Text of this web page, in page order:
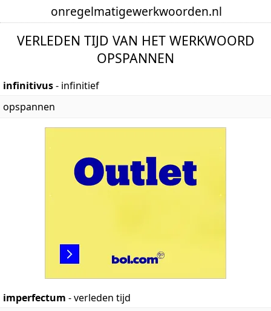
onregelmatigewerkwoorden.nl
VERLEDEN TIJD VAN HET WERKWOORD
OPSPANNEN
infinitivus- infinitief
opspannen
imperfectum - verleden tijd